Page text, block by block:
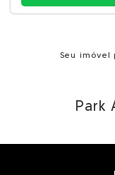
Seu imóvel
Park